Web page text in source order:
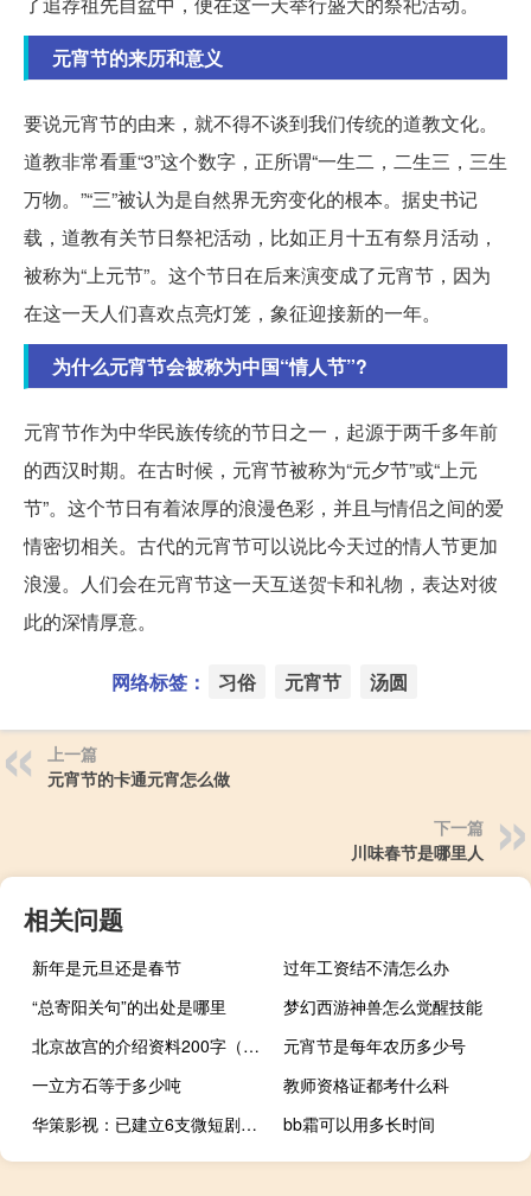
元宵节的来历和意义
要说元宵节的由来，就不得不谈到我们传统的道教文化。
道教非常看重“3”这个数字，正所谓“一生二，二生三，三生
万物。”“三”被认为是自然界无穷变化的根本。据史书记
载，道教有关节日祭祀活动，比如正月十五有祭月活动，
被称为“上元节”。这个节日在后来演变成了元宵节，因为
在这一天人们喜欢点亮灯笼，象征迎接新的一年。
为什么元宵节会被称为中国“情人节”?
元宵节作为中华民族传统的节日之一，起源于两千多年前
的西汉时期。在古时候，元宵节被称为“元夕节”或“上元
节”。这个节日有着浓厚的浪漫色彩，并且与情侣之间的爱
情密切相关。古代的元宵节可以说比今天过的情人节更加
浪漫。人们会在元宵节这一天互送贺卡和礼物，表达对彼
此的深情厚意。
网络标签： 习俗 元宵节 汤圆
上一篇
元宵节的卡通元宵怎么做
下一篇
川味春节是哪里人
相关问题
新年是元旦还是春节
过年工资结不清怎么办
“总寄阳关句”的出处是哪里
梦幻西游神兽怎么觉醒技能
北京故宫的介绍资料200字（北京故宫简介200字）
元宵节是每年农历多少号
一立方石等于多少吨
教师资格证都考什么科
华策影视：已建立6支微短剧队伍 已有5个短剧项目完成拍摄
bb霜可以用多长时间